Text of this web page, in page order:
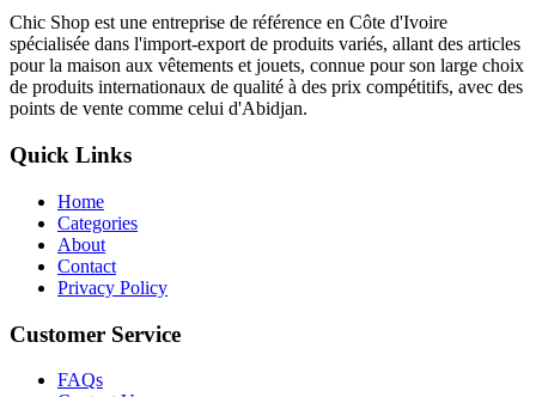
Chic Shop est une entreprise de référence en Côte d'Ivoire
spécialisée dans l'import-export de produits variés, allant des articles
pour la maison aux vêtements et jouets, connue pour son large choix
de produits internationaux de qualité à des prix compétitifs, avec des
points de vente comme celui d'Abidjan.
Quick Links
Home
Categories
About
Contact
Privacy Policy
Customer Service
FAQs